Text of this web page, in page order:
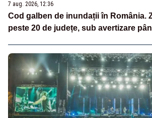
7 aug. 2026, 12:36
Cod galben de inundații în România.
peste 20 de județe, sub avertizare